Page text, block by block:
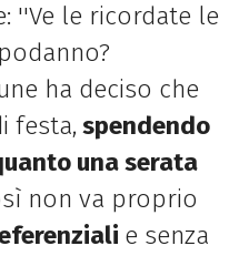
''Ve le ricordate le
ha deciso che
festa, spendendo
una serata
non va proprio
e senza